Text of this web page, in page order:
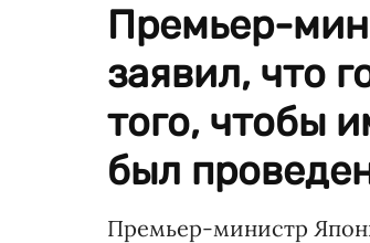
Премьер-
заявил, что
того, чтобы
был
Премьер-министр